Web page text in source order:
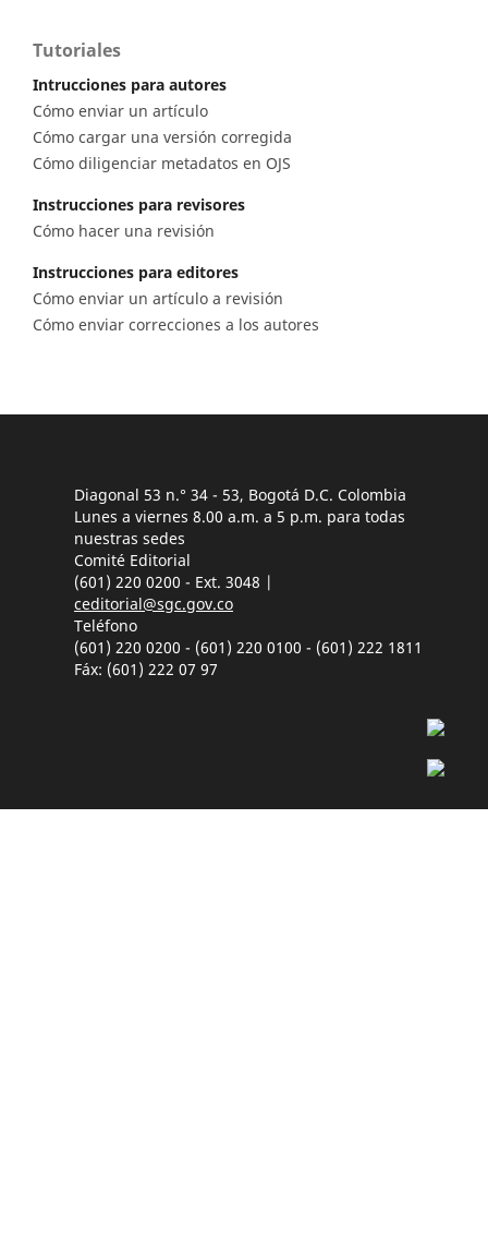
Tutoriales
Intrucciones para autores
Cómo enviar un artículo
Cómo cargar una versión corregida
Cómo diligenciar metadatos en OJS
Instrucciones para revisores
Cómo hacer una revisión
Instrucciones para editores
Cómo enviar un artículo a revisión
Cómo enviar correcciones a los autores
Diagonal 53 n.° 34 - 53, Bogotá D.C. Colombia
Lunes a viernes 8.00 a.m. a 5 p.m. para todas
nuestras sedes
Comité Editorial
(601) 220 0200 - Ext. 3048 |
ceditorial@sgc.gov.co
Teléfono
(601) 220 0200 - (601) 220 0100 - (601) 222 1811
Fáx: (601) 222 07 97